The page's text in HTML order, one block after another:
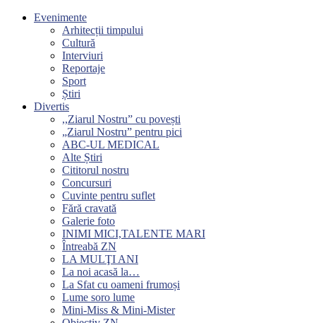
Evenimente
Arhitecții timpului
Cultură
Interviuri
Reportaje
Sport
Știri
Divertis
,,Ziarul Nostru” cu povești
„Ziarul Nostru” pentru pici
ABC-UL MEDICAL
Alte Știri
Cititorul nostru
Concursuri
Cuvinte pentru suflet
Fără cravată
Galerie foto
INIMI MICI,TALENTE MARI
Întreabă ZN
LA MULŢI ANI
La noi acasă la…
La Sfat cu oameni frumoși
Lume soro lume
Mini-Miss & Mini-Mister